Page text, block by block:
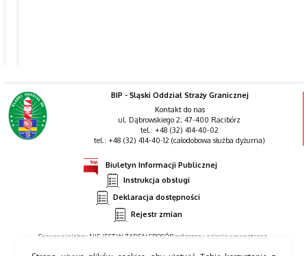
BIP - Śląski Oddział Straży Granicznej
Kontakt do nas
ul. Dąbrowskiego 2; 47-400 Racibórz
tel.: +48 (32) 414-40-02
tel.: +48 (32) 414-40-12 (całodobowa służba dyżurna)
Biuletyn Informacji Publicznej
Instrukcja obsługi
Deklaracja dostępności
Rejestr zmian
Serwer niniejszy NIE JEST W ŻADEN SPOSÓB połączony z siecią wewnętrzną.